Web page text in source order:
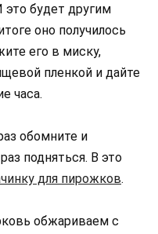
это будет другим
оно получилось
его в миску,
пленкой и дайте
часа.
обомните и
подняться. В это
для пирожков.
обжариваем с